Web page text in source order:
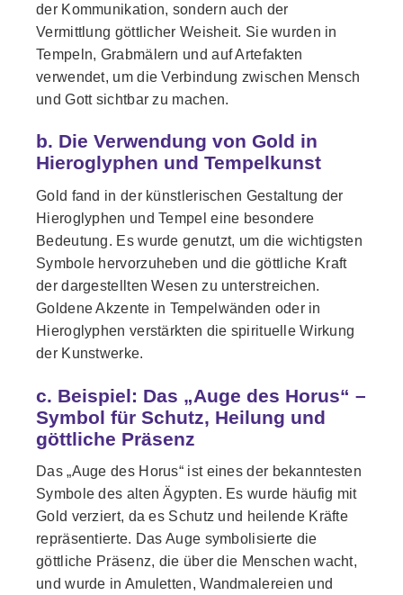
der Kommunikation, sondern auch der
Vermittlung göttlicher Weisheit. Sie wurden in
Tempeln, Grabmälern und auf Artefakten
verwendet, um die Verbindung zwischen Mensch
und Gott sichtbar zu machen.
b. Die Verwendung von Gold in
Hieroglyphen und Tempelkunst
Gold fand in der künstlerischen Gestaltung der
Hieroglyphen und Tempel eine besondere
Bedeutung. Es wurde genutzt, um die wichtigsten
Symbole hervorzuheben und die göttliche Kraft
der dargestellten Wesen zu unterstreichen.
Goldene Akzente in Tempelwänden oder in
Hieroglyphen verstärkten die spirituelle Wirkung
der Kunstwerke.
c. Beispiel: Das „Auge des Horus“ –
Symbol für Schutz, Heilung und
göttliche Präsenz
Das „Auge des Horus“ ist eines der bekanntesten
Symbole des alten Ägypten. Es wurde häufig mit
Gold verziert, da es Schutz und heilende Kräfte
repräsentierte. Das Auge symbolisierte die
göttliche Präsenz, die über die Menschen wacht,
und wurde in Amuletten, Wandmalereien und